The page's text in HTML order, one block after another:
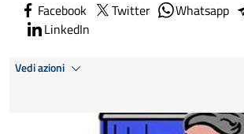
Facebook Twitter Whatsapp
LinkedIn
Vedi azioni